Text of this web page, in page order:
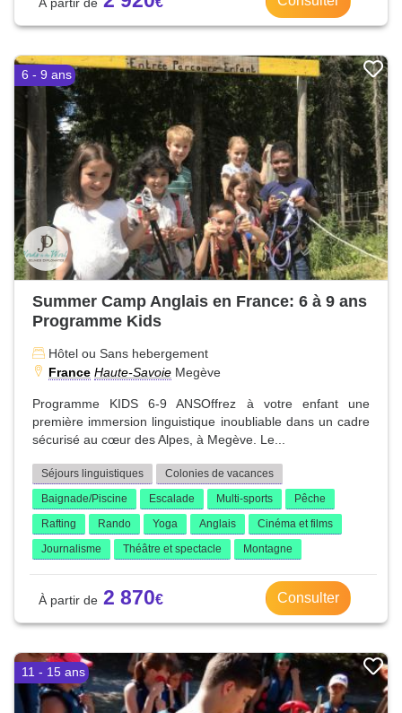
6 - 9 ans
Summer Camp Anglais en France: 6 à 9 ans
Programme Kids
Hôtel ou Sans hebergement
France Haute-Savoie Megève
Programme KIDS 6-9 ANSOffrez à votre enfant une
première immersion linguistique inoubliable dans un cadre
sécurisé au cœur des Alpes, à Megève. Le...
Séjours linguistiques
Colonies de vacances
Baignade/Piscine
Escalade Multi-sports
Pêche
Rafting
Rando Yoga Anglais
Cinéma et films
Journalisme
Théâtre et spectacle Montagne
2 870 Consulter
11 - 15 ans